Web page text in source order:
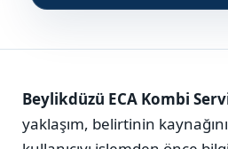
Beylikdüzü ECA Kombi
yaklaşım, belirtinin